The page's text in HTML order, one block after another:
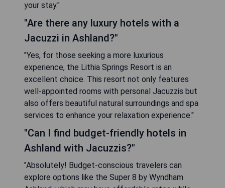
your stay."
"Are there any luxury hotels with a
Jacuzzi in Ashland?"
"Yes, for those seeking a more luxurious
experience, the Lithia Springs Resort is an
excellent choice. This resort not only features
well-appointed rooms with personal Jacuzzis but
also offers beautiful natural surroundings and spa
services to enhance your relaxation experience."
"Can I find budget-friendly hotels in
Ashland with Jacuzzis?"
"Absolutely! Budget-conscious travelers can
explore options like the Super 8 by Wyndham